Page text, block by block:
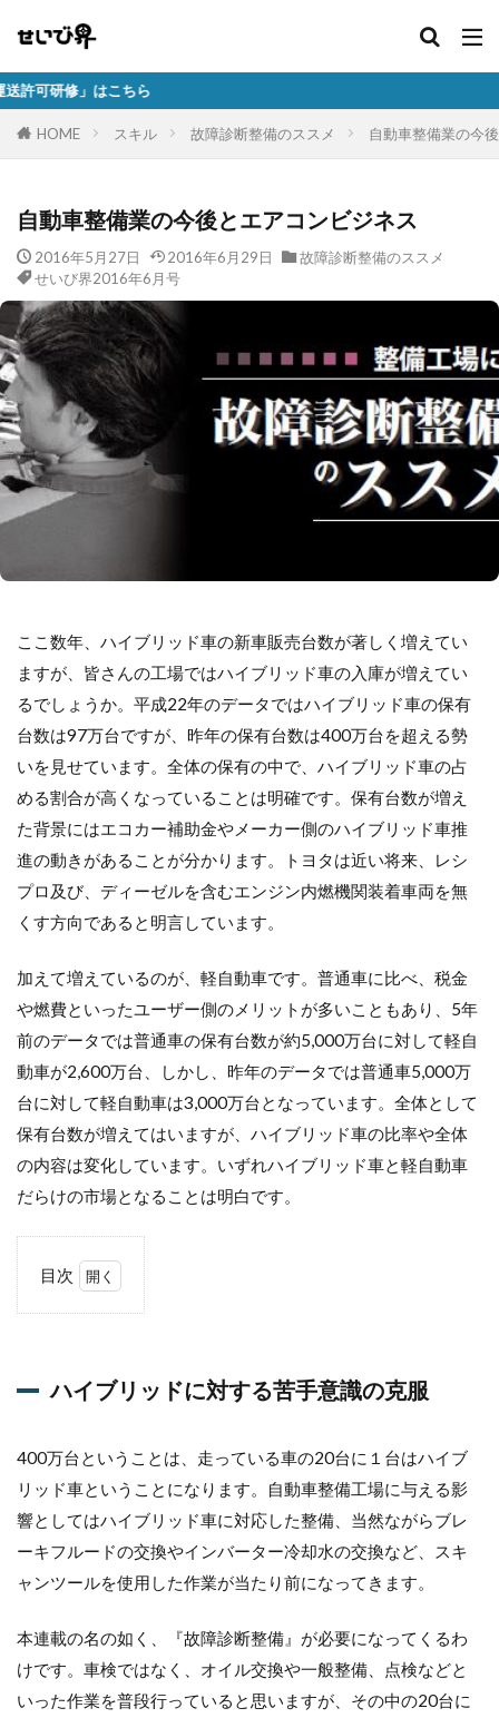
こちら
HOME スキル 故障診断整備のススメ 自動車整備業の今
自動車整備業の今後とエアコンビジネス
2016年5月27日 2016年6月29日
故障診断整備のススメ
せいび界2016年6月号
ここ数年、ハイブリッド車の新車販売台数が著しく増えてい
ますが、皆さんの工場ではハイブリッド車の入庫が増えてい
るでしょうか。平成22年のデータではハイブリッド車の保有
台数は97万台ですが、昨年の保有台数は400万台を超える勢
いを見せています。全体の保有の中で、ハイブリッド車の占
める割合が高くなっていることは明確です。保有台数が増え
た背景にはエコカー補助金やメーカー側のハイブリッド車推
進の動きがあることが分かります。トヨタは近い将来、レシ
プロ及び、ディーゼルを含むエンジン内燃機関装着車両を無
くす方向であると明言しています。
加えて増えているのが、軽自動車です。普通車に比べ、税金
や燃費といったユーザー側のメリットが多いこともあり、5年
前のデータでは普通車の保有台数が約5,000万台に対して軽自
動車が2,600万台、しかし、昨年のデータでは普通車5,000万
台に対して軽自動車は3,000万台となっています。全体として
保有台数が増えてはいますが、ハイブリッド車の比率や全体
の内容は変化しています。いずれハイブリッド車と軽自動車
だらけの市場となることは明白です。
目次
リ
に
す
る
手
意
克
服
2
ハイブリッドに対する苦手意識の克服
400万台ということは、走っている車の20台に１台はハイブ
リッド車ということになります。自動車整備工場に与える影
響としてはハイブリッド車に対応した整備、当然ながらブレ
ーキフルードの交換やインバーター冷却水の交換など、スキ
ャンツールを使用した作業が当たり前になってきます。
本連載の名の如く、『故障診断整備』が必要になってくるわ
けです。車検ではなく、オイル交換や一般整備、点検などと
いった作業を普段行っていると思いますが、その中の20台に